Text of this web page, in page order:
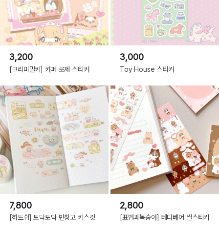
3,200
[크리미밀키] 카페 로제 스티커
3,000
Toy House 스티커
7,800
[하트쉽] 토닥토닥 반창고 키스컷
2,800
[표범과복숭아] 테디베어 씰스티커